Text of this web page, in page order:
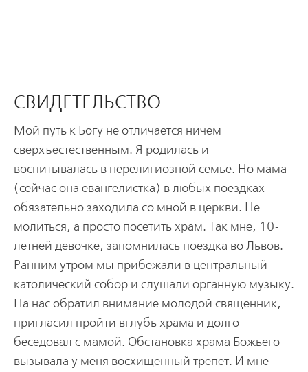
СВИДЕТЕЛЬСТВО
Мой путь к Богу не отличается ничем
сверхъестественным. Я родилась и
воспитывалась в нерелигиозной семье. Но мама
(сейчас она евангелистка) в любых поездках
обязательно заходила со мной в церкви. Не
молиться, а просто посетить храм. Так мне, 10-
летней девочке, запомнилась поездка во Львов.
Ранним утром мы прибежали в центральный
католический собор и слушали органную музыку.
На нас обратил внимание молодой священник,
пригласил пройти вглубь храма и долго
беседовал с мамой. Обстановка храма Божьего
вызывала у меня восхищенный трепет. И мне